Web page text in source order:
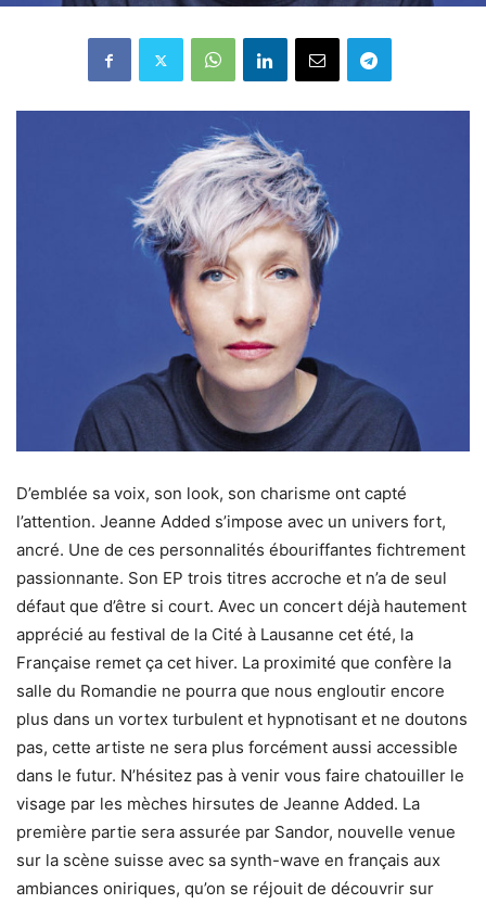
D’emblée sa voix, son look, son charisme ont capté
l’attention. Jeanne Added s’impose avec un univers fort,
ancré. Une de ces personnalités ébouriffantes fichtrement
passionnante. Son EP trois titres accroche et n’a de seul
défaut que d’être si court. Avec un concert déjà hautement
apprécié au festival de la Cité à Lausanne cet été, la
Française remet ça cet hiver. La proximité que confère la
salle du Romandie ne pourra que nous engloutir encore
plus dans un vortex turbulent et hypnotisant et ne doutons
pas, cette artiste ne sera plus forcément aussi accessible
dans le futur. N’hésitez pas à venir vous faire chatouiller le
visage par les mèches hirsutes de Jeanne Added. La
première partie sera assurée par Sandor, nouvelle venue
sur la scène suisse avec sa synth-wave en français aux
ambiances oniriques, qu’on se réjouit de découvrir sur